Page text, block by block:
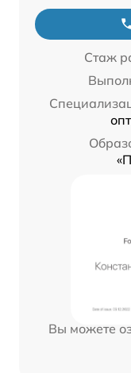
Стаж
Вы можете